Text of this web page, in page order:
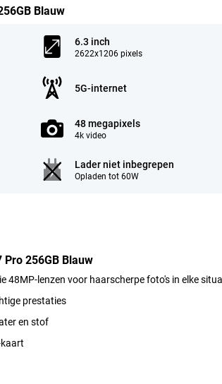
Blauw
6.3 inch
2622x1206 pixels
5G-internet
48 megapixels
4k video
Lader niet inbegrepen
Opladen tot 60W
256GB Blauw
48MP-lenzen voor haarscherpe foto's in elke
prestaties
en stof